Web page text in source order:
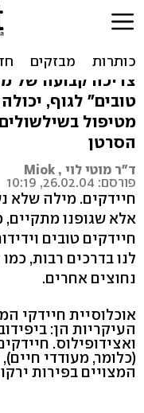
כך נשיג את
הטובים"
צריכה קבועה של
טובים" לגוף,
מטיפול
הסרטן
ד"ר מוטי לוי , Miok
פורסם: 26.02.04, 10:19
חיידקים. מילה שלא
אלא שגופנו
חיידקים טובים
לנו בדרכים רבות,
נחוצים אחרים.
אוכלוסיית חיידקי
העיקריות הן:
ואצידופילוס.
(כלומר, מעודדי
המצויים בפירות